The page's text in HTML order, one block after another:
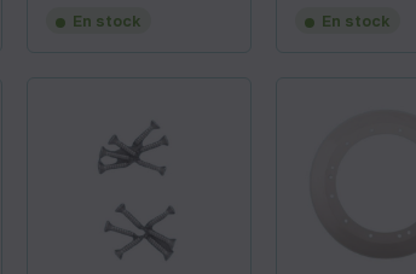
En stock En stock